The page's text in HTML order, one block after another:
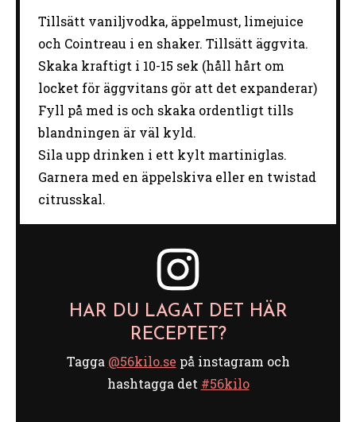
Tillsätt vaniljvodka, äppelmust, limejuice
och Cointreau i en shaker. Tillsätt äggvita.
Skaka kraftigt i 10-15 sek (håll hårt om
locket för äggvitans gör att det expanderar)
Fyll på med is och skaka ordentligt tills
blandningen är väl kyld.
Sila upp drinken i ett kylt martiniglas.
Garnera med en äppelskiva eller en twistad
citrusskal.
HAR DU LAGAT DET HÄR
RECEPTET?
Tagga @56kilo.se på instagram och
hashtagga det #56kilo